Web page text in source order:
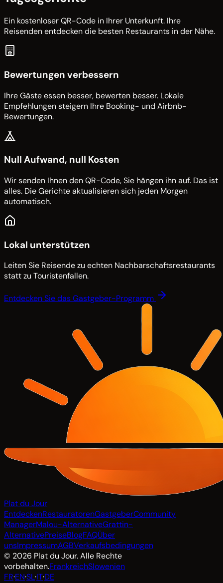
Ein kostenloser QR-Code in Ihrer Unterkunft. Ihre
Reisenden entdecken die besten Restaurants in der Nähe.
Bewertungen verbessern
Ihre Gäste essen besser, bewerten besser. Lokale
Empfehlungen steigern Ihre Booking- und Airbnb-
Bewertungen.
Null Aufwand, null Kosten
Wir senden Ihnen den QR-Code, Sie hängen ihn auf. Das ist
alles. Die Gerichte aktualisieren sich jeden Morgen
automatisch.
Lokal unterstützen
Leiten Sie Reisende zu echten Nachbarschaftsrestaurants
statt zu Touristenfallen.
Entdecken Sie das Gastgeber-Programm
Plat du Jour
EntdeckenRestauratorenGastgeberCommunity
ManagerMalou-AlternativeGrattin-
AlternativePreiseBlogFAQÜber
unsImpressumAGBVerkaufsbedingungen
© 2026 Plat du Jour. Alle Rechte
vorbehalten.FrankreichSlowenien
FR·EN·SL·IT·DE